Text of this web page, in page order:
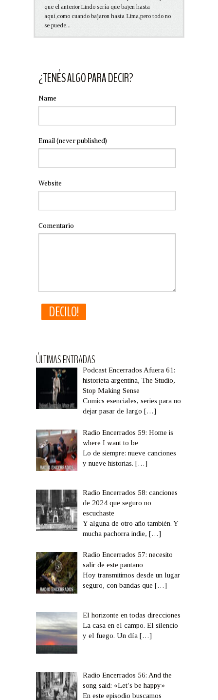
que el anterior.Lindo sería que bajen hasta
aquí,como cuando bajaron hasta Lima,pero todo no
se puede...
¿TENÉS ALGO PARA DECIR?
Name
Email(never published)
Website
Comentario
ÚLTIMAS ENTRADAS
Podcast Encerrados Afuera 61:
historieta argentina, The Studio,
Stop Making Sense
Comics esenciales, series para no
dejar pasar de largo[…]
Radio Encerrados 59: Home is
where I want to be
Lo de siempre: nueve canciones
y nueve historias.[…]
Radio Encerrados 58: canciones
de 2024 que seguro no
escuchaste
Y alguna de otro año también. Y
mucha pachorra indie,[…]
Radio Encerrados 57: necesito
salir de este pantano
Hoy transmitimos desde un lugar
seguro, con bandas que[…]
El horizonte en todas direcciones
La casa en el campo. El silencio
y el fuego. Un día[…]
Radio Encerrados 56: And the
song said: «Let’s be happy»
En este episodio buscamos